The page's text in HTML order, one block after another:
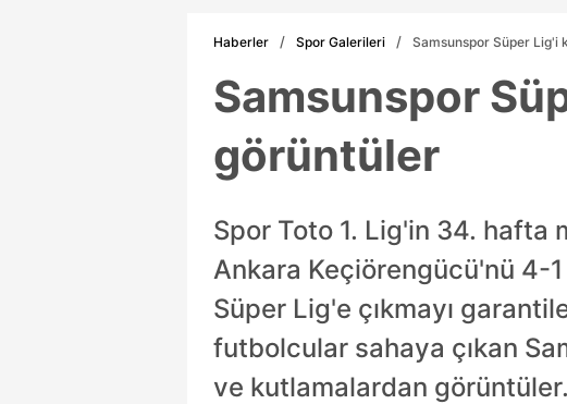
Haberler Spor Galerileri Samsunspor Süper Lig'i
Samsunspor
görüntüler
Spor Toto 1. Lig'in 34. hafta
Ankara Keçiörengücü'nü 4-
Süper Lig'e çıkmayı
futbolcular sahaya çıkan
ve kutlamalardan